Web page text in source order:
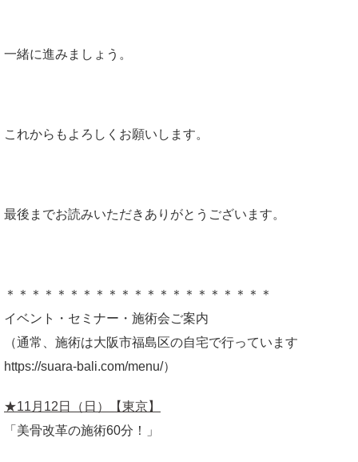
一緒に進みましょう。
これからもよろしくお願いします。
最後までお読みいただきありがとうございます。
＊＊＊＊＊＊＊＊＊＊＊＊＊＊＊＊＊＊＊＊＊
イベント・セミナー・施術会ご案内
（通常、施術は大阪市福島区の自宅で行っています
https://suara-bali.com/menu/）
★11月12日（日）
【東京】
「美骨改革の施術60分！」